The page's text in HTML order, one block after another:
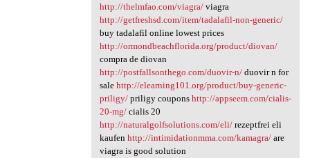
http://thelmfao.com/viagra/viagra
http://getfreshsd.com/item/tadalafil-non-generic/
buy tadalafil online lowest prices
http://ormondbeachflorida.org/product/diovan/
compra de diovan
http://postfallsonthego.com/duovir-n/duovir n for
sale http://elearning101.org/product/buy-generic-
priligy/priligy coupons http://appseem.com/cialis-
20-mg/cialis 20
http://naturalgolfsolutions.com/eli/rezeptfrei eli
kaufen http://intimidationmma.com/kamagra/are
viagra is good solution